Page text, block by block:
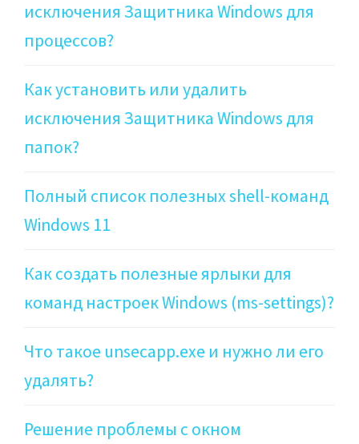
исключения Защитника Windows для
процессов?
Как установить или удалить
исключения Защитника Windows для
папок?
Полный список полезных shell-команд
Windows 11
Как создать полезные ярлыки для
команд настроек Windows (ms-settings)?
Что такое unsecapp.exe и нужно ли его
удалять?
Решение проблемы с окном